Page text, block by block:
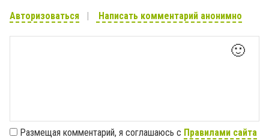
Авторизоваться Написать комментарий анонимно
🙂
Размещая комментарий, я соглашаюсь с Правилами сайта